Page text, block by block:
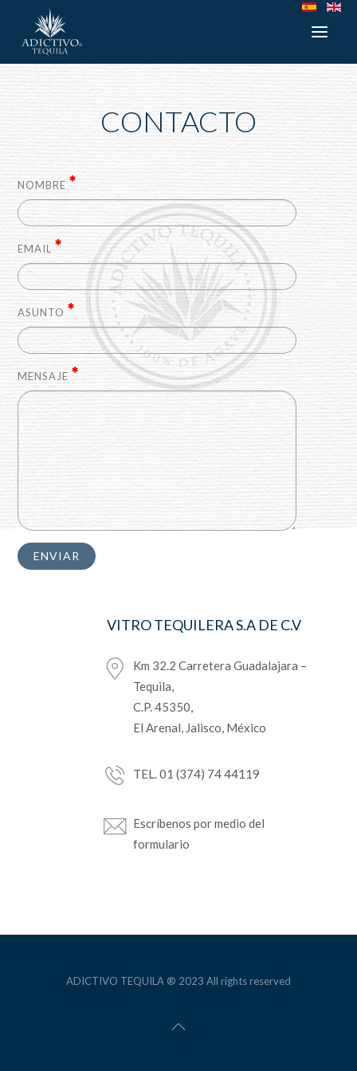
CONTACTO
NOMBRE
EMAIL
ASUNTO
MENSAJE
VITRO TEQUILERA S.A DE C.V
Km 32.2 Carretera Guadalajara –
Tequila,
C.P. 45350,
El Arenal, Jalisco, México
TEL. 01 (374) 74 44119
Escríbenos por medio del
formulario
ADICTIVO TEQUILA ® 2023 All rights reserved